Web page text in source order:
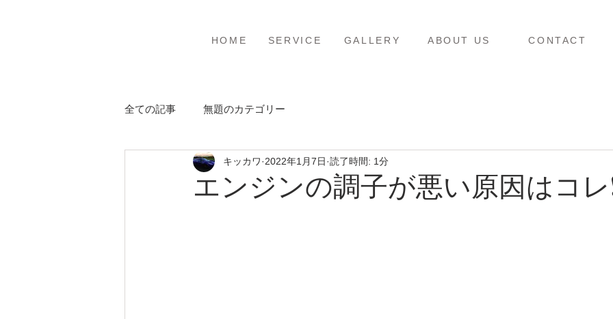
HOME SERVICE GALLERY ABOUT US CONTACT
全ての記事 無題のカテゴリー
エンジンの調子が悪い原因はコレ
キッカワ 2022年1月7日 読了時間: 1分